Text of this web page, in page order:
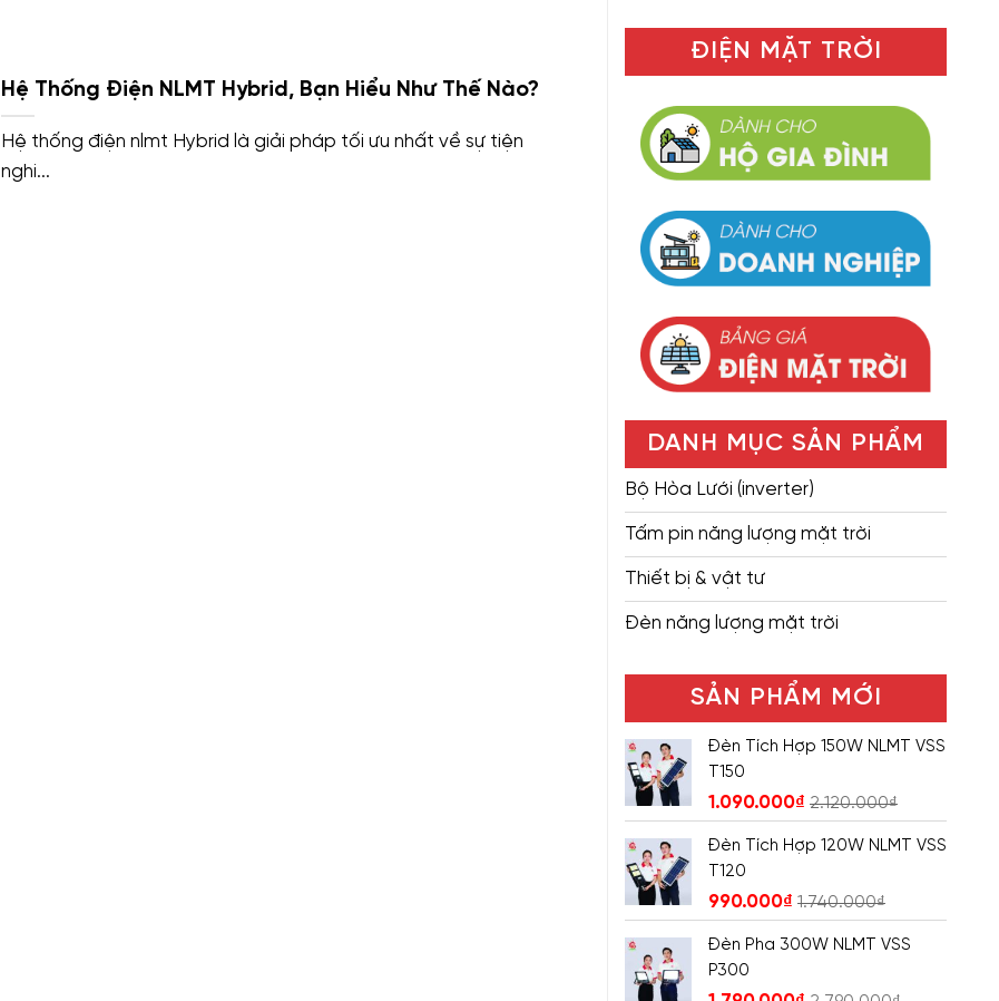
Hệ Thống Điện NLMT Hybrid, Bạn Hiểu Như Thế Nào?
Hệ thống điện nlmt Hybrid là giải pháp tối ưu nhất về sự tiện
nghi...
ĐIỆN MẶT TRỜI
DANH MỤC SẢN PHẨM
Bộ Hòa Lưới (inverter)
Tấm pin năng lượng mặt trời
Thiết bị & vật tư
Đèn năng lượng mặt trời
SẢN PHẨM MỚI
Đèn Tích Hợp 150W NLMT VSS
T150
1.090.000₫ 2.120.000₫
Đèn Tích Hợp 120W NLMT VSS
T120
990.000₫ 1.740.000₫
Đèn Pha 300W NLMT VSS
P300